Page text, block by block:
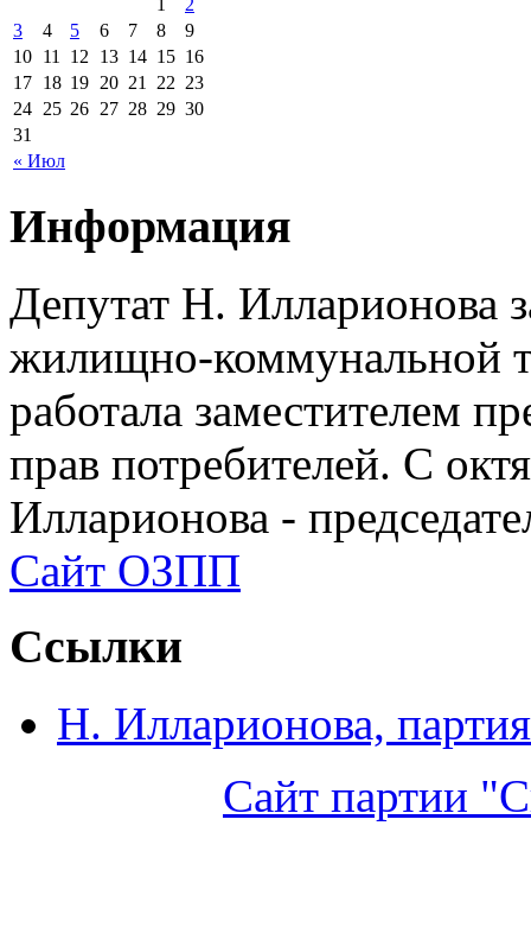
« Июл
1
2
3
4 5 6 7 8
9
10 11 12 13 14 15 16
17 18 19 20 21 22 23
24 25 26 27 28 29 30
31
Информация
Депутат Н. Илларионова
жилищно-коммунальной
работала заместителем
прав потребителей. С
Илларионова -
Сайт ОЗПП
Ссылки
Н. Илларионова,
Сайт партии